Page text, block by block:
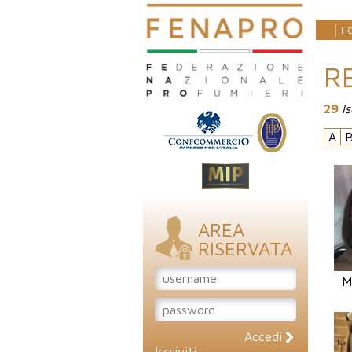
AREA
RISERVATA
Accedi
29
A